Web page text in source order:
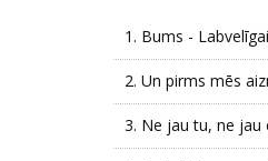
1. Bums -
2. Un pirms mēs
3. Ne jau tu, ne jau